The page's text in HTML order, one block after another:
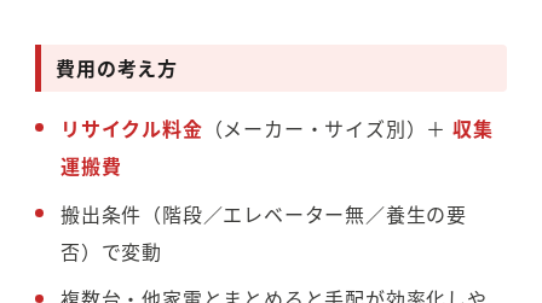
費用の考え方
リサイクル料金 （メーカー・サイズ別）＋ 収集
運搬費
搬出条件（階段／エレベーター無／養生の要
否）で変動